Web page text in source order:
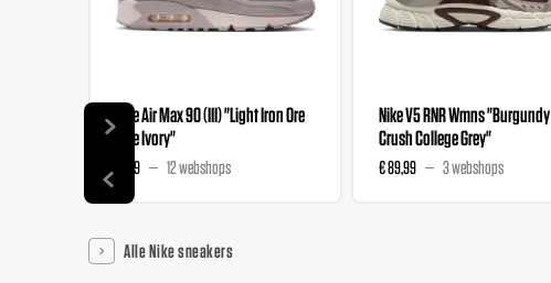
Nike Air Max 90 (III) "Light Iron Ore
Pale Ivory"
€ 159 12 webshops
Nike V5 RNR Wmns "Burgundy
Crush College Grey"
€ 89,99 3 webshops
Alle Nike sneakers